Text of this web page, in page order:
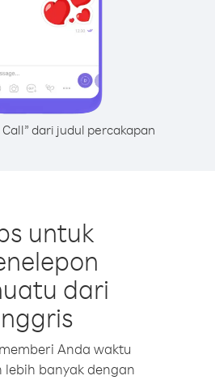
dari judul percakapan
untuk
dari
Anda waktu
lebih banyak dengan